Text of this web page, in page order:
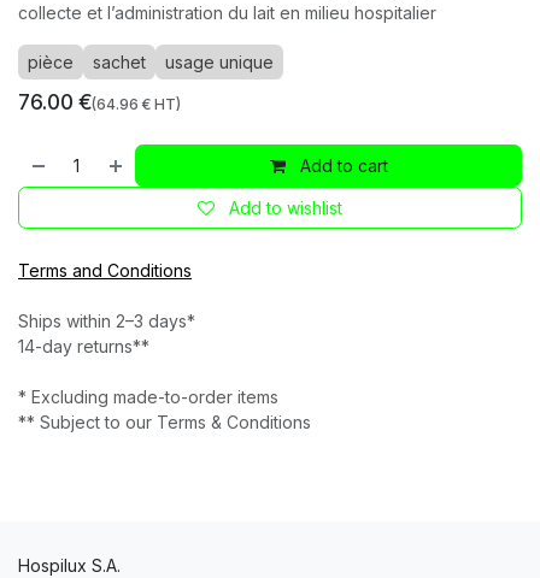
collecte et l’administration du lait en milieu hospitalier
pièce sachet usage unique
76.00 €(64.96 € HT)
Add to cart
Add to wishlist
Terms and Conditions
Ships within 2–3 days*
14-day returns**
* Excluding made-to-order items
** Subject to our Terms & Conditions
Hospilux S.A.